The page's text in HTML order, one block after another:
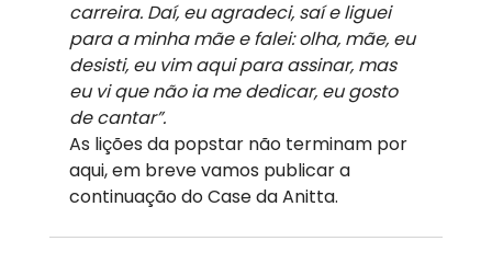
carreira. Daí, eu agradeci, saí e liguei
para a minha mãe e falei: olha, mãe, eu
desisti, eu vim aqui para assinar, mas
eu vi que não ia me dedicar, eu gosto
de cantar”.
As lições da popstar não terminam por
aqui, em breve vamos publicar a
continuação do Case da Anitta.